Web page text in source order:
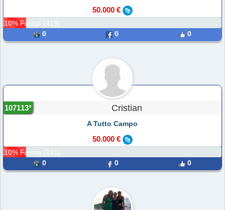
50.000 €
10% Forma (419)
0
0 0
Cristian
107113°
A Tutto Campo
50.000 €
10% Forma (241)
0
0 0